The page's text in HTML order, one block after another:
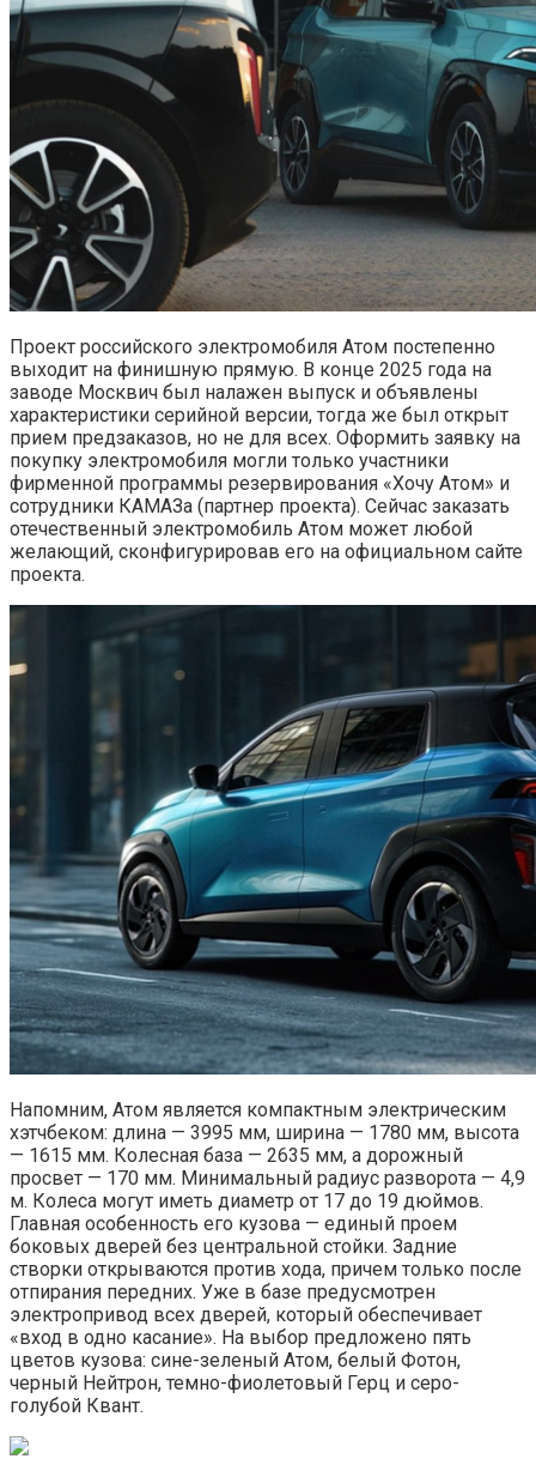
Проект российского электромобиля Атом постепенно
выходит на финишную прямую. В конце 2025 года на
заводе Москвич был налажен выпуск и объявлены
характеристики серийной версии, тогда же был открыт
прием предзаказов, но не для всех. Оформить заявку на
покупку электромобиля могли только участники
фирменной программы резервирования «Хочу Атом» и
сотрудники КАМАЗа (партнер проекта). Сейчас заказать
отечественный электромобиль Атом может любой
желающий, сконфигурировав его на официальном сайте
проекта.
Напомним, Атом является компактным электрическим
хэтчбеком: длина — 3995 мм, ширина — 1780 мм, высота
— 1615 мм. Колесная база — 2635 мм, а дорожный
просвет — 170 мм. Минимальный радиус разворота — 4,9
м. Колеса могут иметь диаметр от 17 до 19 дюймов.
Главная особенность его кузова — единый проем
боковых дверей без центральной стойки. Задние
створки открываются против хода, причем только после
отпирания передних. Уже в базе предусмотрен
электропривод всех дверей, который обеспечивает
«вход в одно касание». На выбор предложено пять
цветов кузова: сине-зеленый Атом, белый Фотон,
черный Нейтрон, темно-фиолетовый Герц и серо-
голубой Квант.